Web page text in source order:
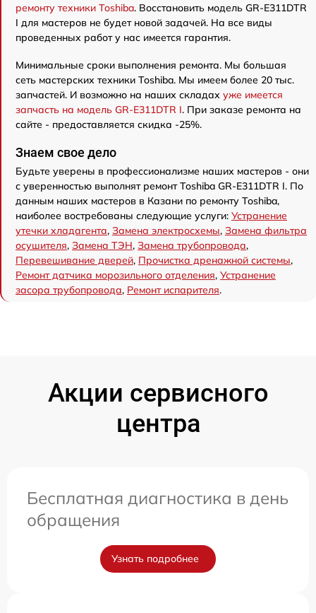
ремонту техники Toshiba. Восстановить модель GR-E311DTR
I для мастеров не будет новой задачей. На все виды
проведенных работ у нас имеется гарантия.
Минимальные сроки выполнения ремонта. Мы большая
сеть мастерских техники Toshiba. Мы имеем более 20 тыс.
запчастей. И возможно на наших складах уже имеется
запчасть на модель GR-E311DTR I. При заказе ремонта на
сайте - предоставляется скидка -25%.
Знаем свое дело
Будьте уверены в профессионализме наших мастеров - они
с уверенностью выполнят ремонт Toshiba GR-E311DTR I. По
данным наших мастеров в Казани по ремонту Toshiba,
наиболее востребованы следующие услуги: Устранение
утечки хладагента, Замена электросхемы, Замена фильтра
осушителя, Замена ТЭН, Замена трубопровода,
Перевешивание дверей, Прочистка дренажной системы,
Ремонт датчика морозильного отделения, Устранение
засора трубопровода, Ремонт испарителя.
Акции сервисного
центра
Бесплатная диагностика в день
обращения
Узнать подробнее